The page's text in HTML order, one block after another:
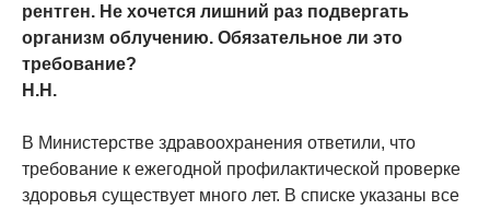
рентген. Не хочется лишний раз подвергать
организм облучению. Обязательное ли это
требование?
Н.Н.
В Министерстве здравоохранения ответили, что
требование к ежегодной профилактической проверке
здоровья существует много лет. В списке указаны все